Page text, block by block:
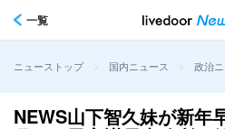
一覧
ニューストップ > 国内ニュース > 政治
NEWS山下智久妹が新年